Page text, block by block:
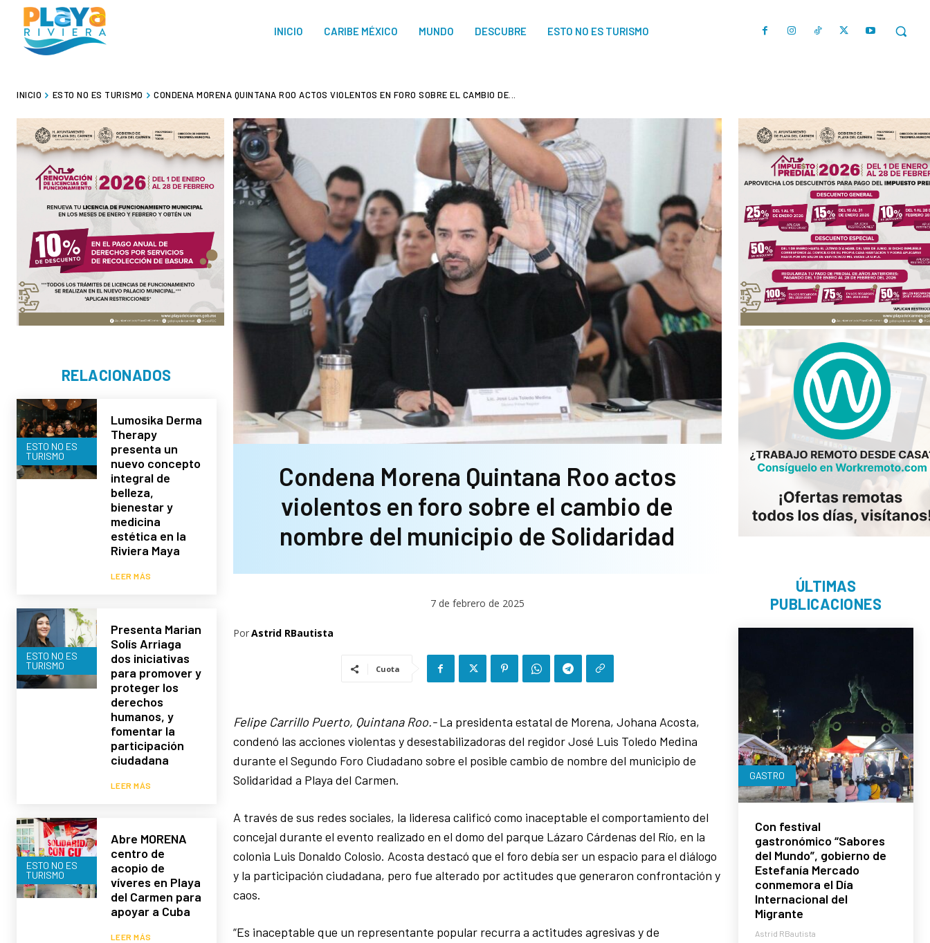
INICIO CARIBE MÉXICO MUNDO DESCUBRE ESTO NO ES TURISMO
INICIO ESTO NO ES TURISMO CONDENA MORENA QUINTANA ROO ACTOS VIOLENTOS EN FORO SOBRE EL CAMBIO DE...
RELACIONADOS
ESTO NO ES
TURISMO
Lumosika Derma
Therapy
presenta un
nuevo concepto
integral de
belleza,
bienestar y
medicina
estética en la
Riviera Maya
LEER MÁS
ESTO NO ES
TURISMO
Presenta Marian
Solís Arriaga
dos iniciativas
para promover y
proteger los
derechos
humanos, y
fomentar la
participación
ciudadana
LEER MÁS
ESTO NO ES
TURISMO
Abre MORENA
centro de
acopio de
víveres en Playa
del Carmen para
apoyar a Cuba
LEER MÁS
Condena Morena Quintana Roo actos
violentos en foro sobre el cambio de
nombre del municipio de Solidaridad
7 de febrero de 2025
PorAstrid RBautista
Cuota
Felipe Carrillo Puerto, Quintana Roo.-La presidenta estatal de Morena, Johana Acosta,
condenó las acciones violentas y desestabilizadoras del regidor José Luis Toledo Medina
durante el Segundo Foro Ciudadano sobre el posible cambio de nombre del municipio de
Solidaridad a Playa del Carmen.
A través de sus redes sociales, la lideresa calificó como inaceptable el comportamiento del
concejal durante el evento realizado en el domo del parque Lázaro Cárdenas del Río, en la
colonia Luis Donaldo Colosio. Acosta destacó que el foro debía ser un espacio para el diálogo
y la participación ciudadana, pero fue alterado por actitudes que generaron confrontación y
caos.
“Es inaceptable que un representante popular recurra a actitudes agresivas y de
ÚLTIMAS
PUBLICACIONES
GASTRO
Con festival
gastronómico “Sabores
del Mundo”, gobierno de
Estefanía Mercado
conmemora el Día
Internacional del
Migrante
Astrid RBautista